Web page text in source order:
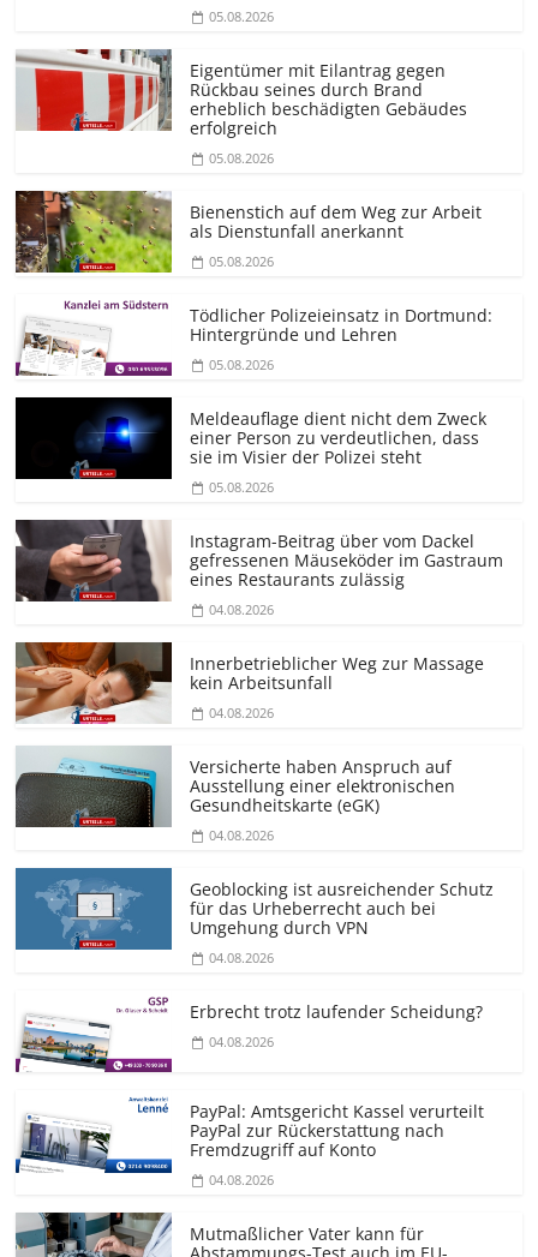
05.08.2026
Eigentümer mit Eilantrag gegen
Rückbau seines durch Brand
erheblich beschädigten Gebäudes
erfolgreich
05.08.2026
Bienenstich auf dem Weg zur Arbeit
als Dienstunfall anerkannt
05.08.2026
Tödlicher Polizeieinsatz in Dortmund:
Hintergründe und Lehren
05.08.2026
Meldeauflage dient nicht dem Zweck
einer Person zu verdeutlichen, dass
sie im Visier der Polizei steht
05.08.2026
Instagram-Beitrag über vom Dackel
gefressenen Mäuseköder im Gastraum
eines Restaurants zulässig
04.08.2026
Innerbetrieblicher Weg zur Massage
kein Arbeitsunfall
04.08.2026
Versicherte haben Anspruch auf
Ausstellung einer elektronischen
Gesundheitskarte (eGK)
04.08.2026
Geoblocking ist ausreichender Schutz
für das Urheberrecht auch bei
Umgehung durch VPN
04.08.2026
Erbrecht trotz laufender Scheidung?
04.08.2026
PayPal: Amtsgericht Kassel verurteilt
PayPal zur Rückerstattung nach
Fremdzugriff auf Konto
04.08.2026
Mutmaßlicher Vater kann für